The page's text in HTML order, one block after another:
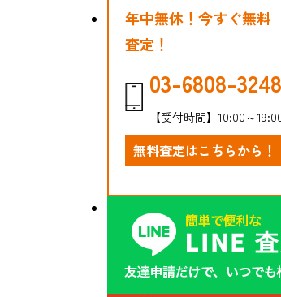
年中無休！今すぐ無料
査定！
03-6808-3248
【受付時間】10:00～
無料査定はこちらから！